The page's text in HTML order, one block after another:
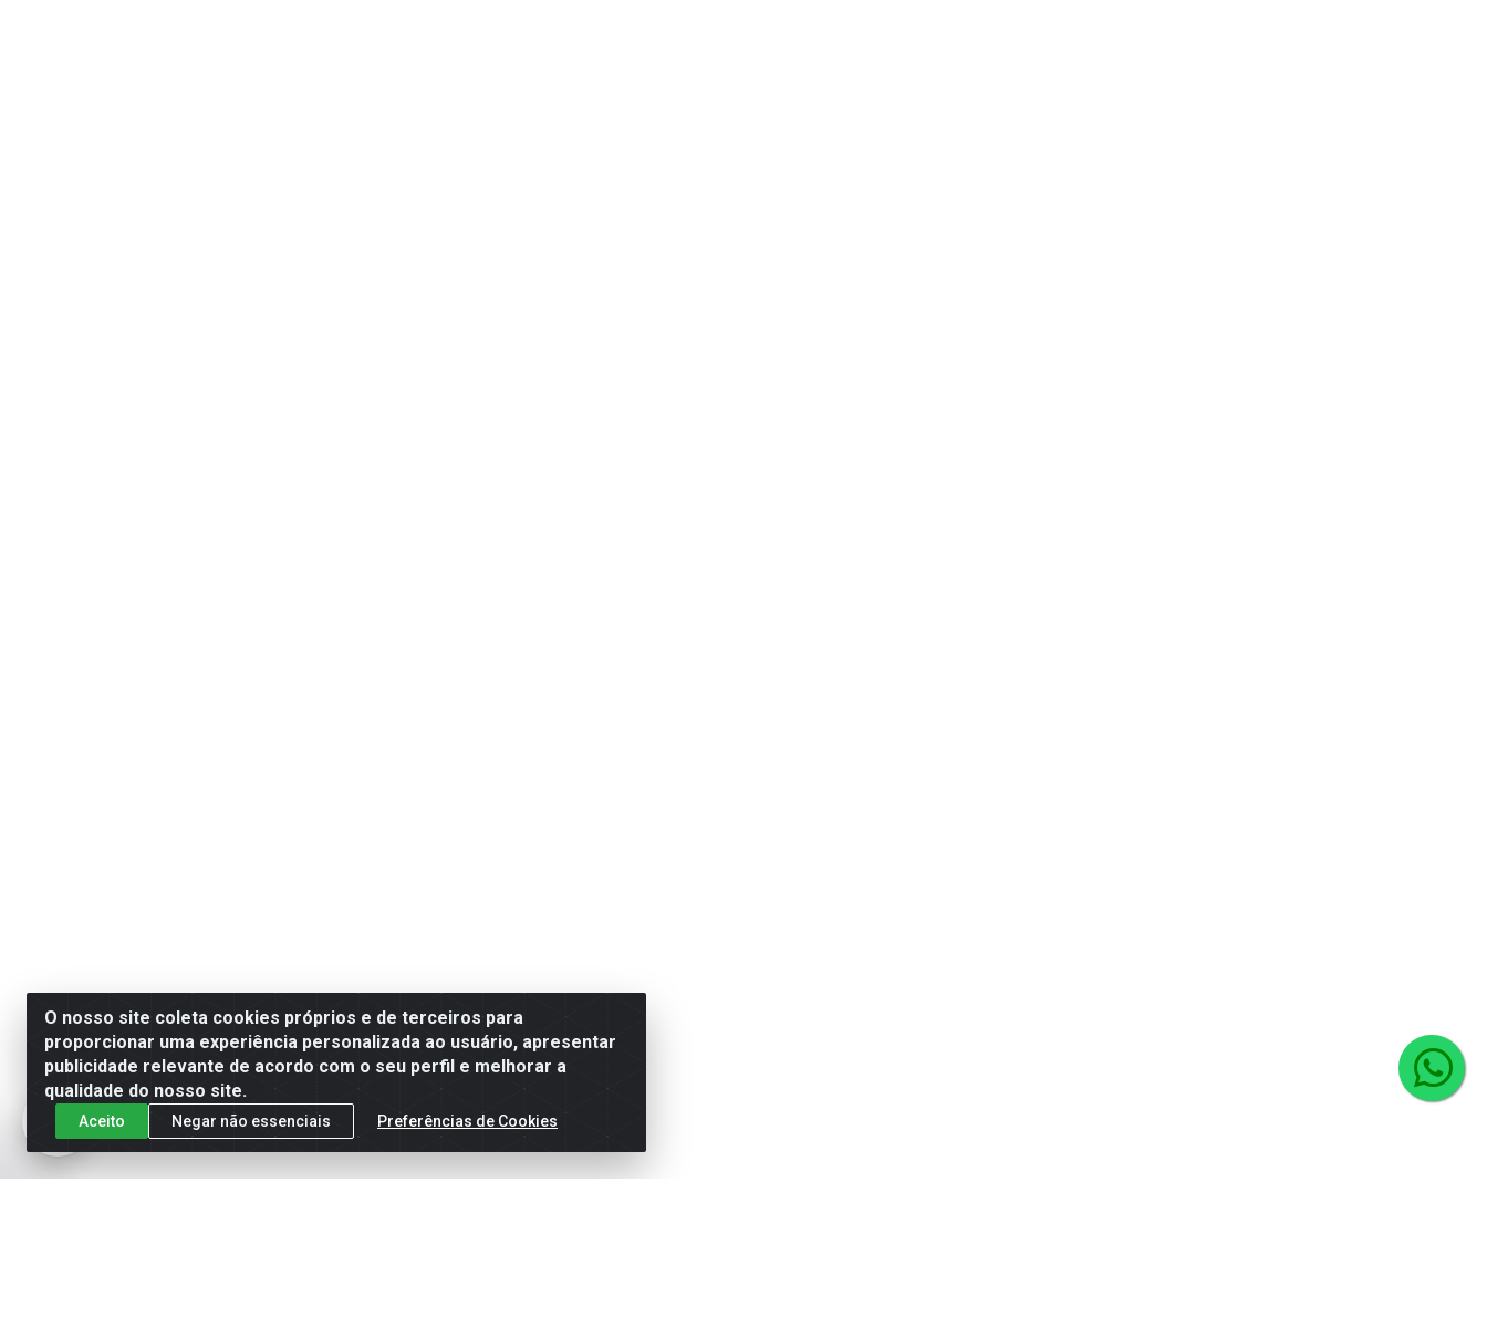
O nosso site coleta cookies próprios e de terceiros para
proporcionar uma experiência personalizada ao usuário, apresentar
publicidade relevante de acordo com o seu perfil e melhorar a
qualidade do nosso site.
Aceito Negar não essenciais Preferências de Cookies